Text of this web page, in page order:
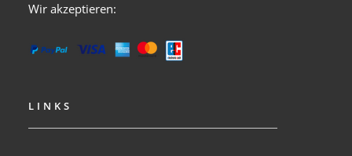
Wir akzeptieren:
LINKS